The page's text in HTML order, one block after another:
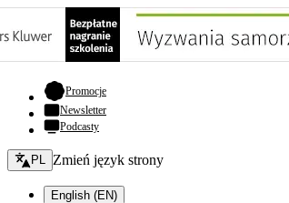
Promocje- otwiera się w nowej karcie
Newsletter
Podcasty
Zmień język - bieżący:
PL Zmień język strony
English (EN)